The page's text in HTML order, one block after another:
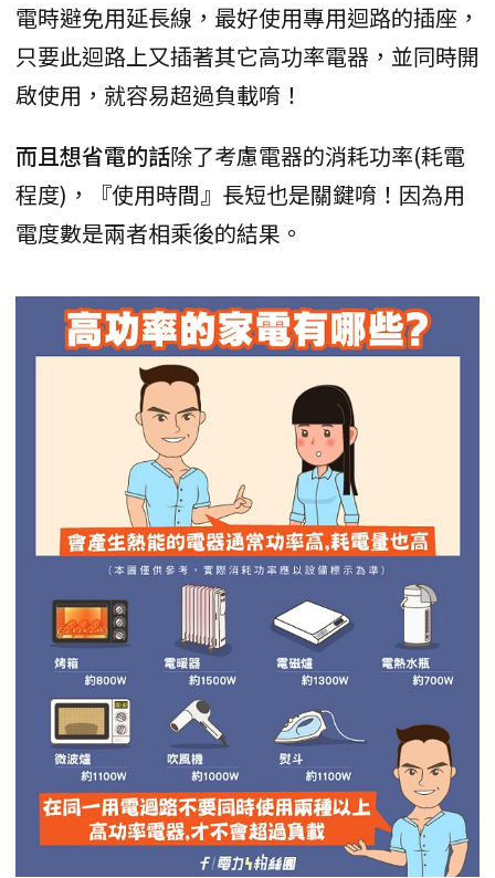
電時避免用延長線，最好使用專用迴路的插座，
只要此迴路上又插著其它高功率電器，並同時開
啟使用，就容易超過負載唷！
而且想省電的話除了考慮電器的消耗功率(耗電
程度)，『使用時間』長短也是關鍵唷！因為用
電度數是兩者相乘後的結果。